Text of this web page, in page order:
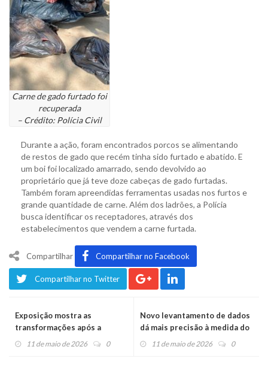
Carne de gado furtado foi
recuperada
– Crédito: Polícia Civil
Durante a ação, foram encontrados porcos se alimentando
de restos de gado que recém tinha sido furtado e abatido. E
um boi foi localizado amarrado, sendo devolvido ao
proprietário que já teve doze cabeças de gado furtadas.
Também foram apreendidas ferramentas usadas nos furtos e
grande quantidade de carne. Além dos ladrões, a Polícia
busca identificar os receptadores, através dos
estabelecimentos que vendem a carne furtada.
Compartilhar Compartilhar no Facebook
Compartilhar no Twitter
Exposição mostra as
transformações após a
enchente
11 de maio de 2026 0
Novo levantamento de dados
dá mais precisão à medida do
nível do Forromeco
11 de maio de 2026 0